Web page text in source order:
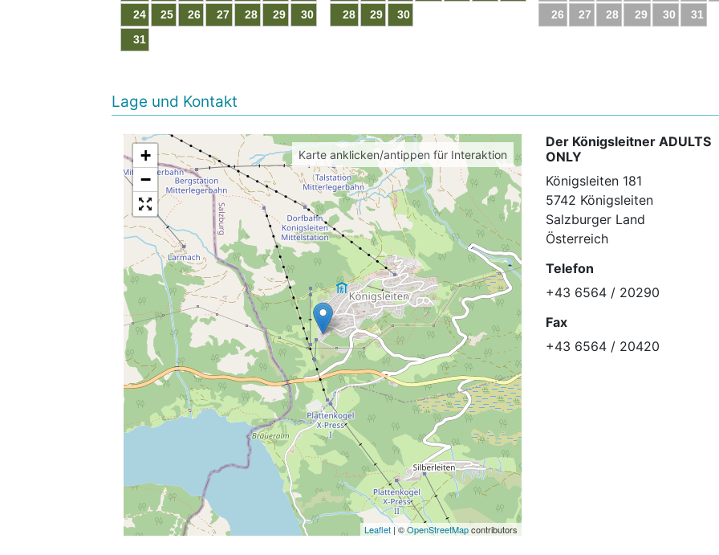
24
25 26 27 28 29
30
31
28
29 30
26
27 28 29 30 31
Lage und Kontakt
+
−
Leaflet| ©OpenStreetMapcontributors
Karte anklicken/antippen für Interaktion
Der Königsleitner ADULTS
ONLY
Königsleiten 181
5742 Königsleiten
Salzburger Land
Österreich
Telefon
+43 6564 / 20290
Fax
+43 6564 / 20420